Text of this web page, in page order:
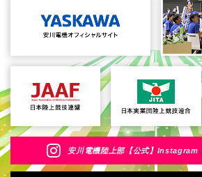
安川電機陸上部【公式】Instagram